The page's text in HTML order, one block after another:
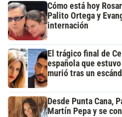
Cómo está hoy
Palito Ortega y
internación
El trágico final de
española que
murió tras un
Desde Punta Cana,
Martín Pepa y se